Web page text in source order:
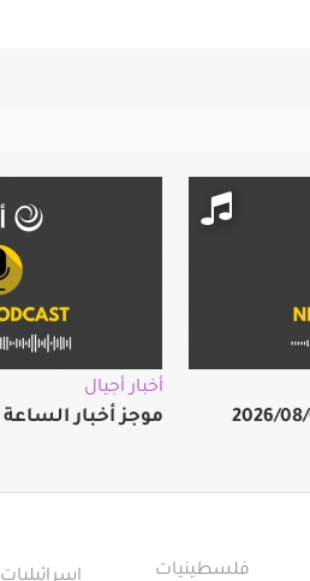
أخبار أجيال
موجز أخبار الساعة 2 م 2026/08/08
فلسطينيات